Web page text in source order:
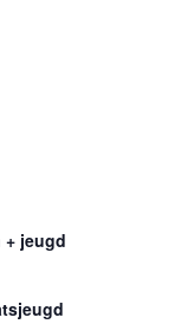
+ jeugd